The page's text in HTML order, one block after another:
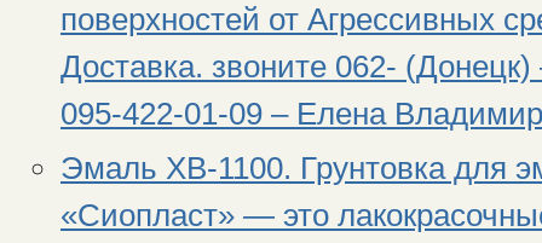
поверхностей от Агрессивных
Доставка. звоните 062-
095-422-01-09 – Елена
Эмаль ХВ-1100. Грунтовка для
«Сиопласт» — это